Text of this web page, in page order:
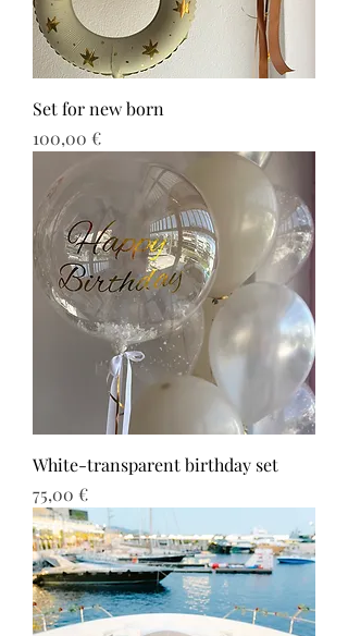
Set for new born
Τιμή
100,00 €
White-transparent birthday set
Τιμή
75,00 €